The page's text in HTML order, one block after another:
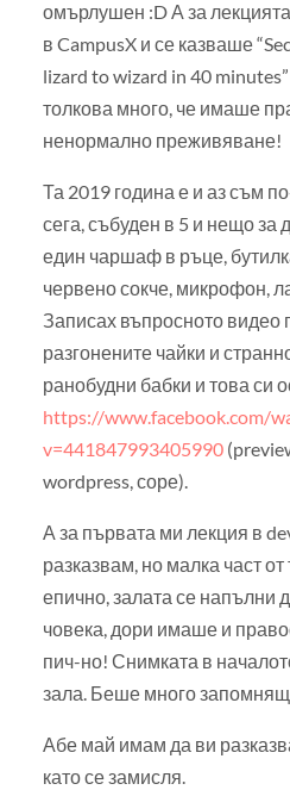
омърлушен :D А за
в CampusX и се казваше
lizard to wizard in 40
толкова много, че имаше
ненормално преживяване!
Та 2019 година е и аз съм
сега, събуден в 5 и нещо за
един чаршаф в ръце,
червено сокче, микрофон,
Записах въпросното видео
разгонените чайки и
ранобудни бабки и това си
https://www.facebook.com/
v=441847993405990
wordpress, соре).
А за първата ми лекция в
разказвам, но малка част
епично, залата се напълни
човека, дори имаше и
пич-но! Снимката в
зала. Беше много
Абе май имам да ви
като се замисля.